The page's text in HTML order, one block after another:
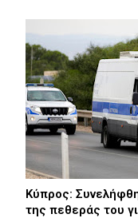
Κύπρος:
της πεθεράς του